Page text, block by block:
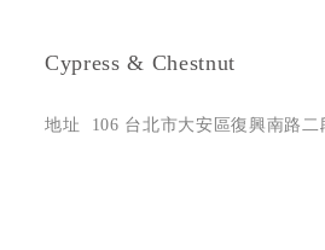
Cypress & Chestnut
地址 106 台北市大安區復興南路二